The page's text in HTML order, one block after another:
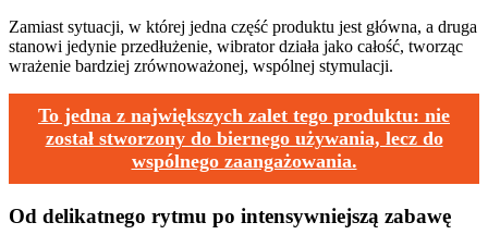
Zamiast sytuacji, w której jedna część produktu jest główna, a druga
stanowi jedynie przedłużenie, wibrator działa jako całość, tworząc
wrażenie bardziej zrównoważonej, wspólnej stymulacji.
To jedna z największych zalet tego produktu: nie
został stworzony do biernego używania, lecz do
wspólnego zaangażowania.
Od delikatnego rytmu po intensywniejszą zabawę